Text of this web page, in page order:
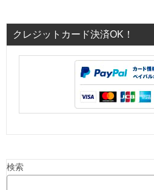
クレジットカード決済OK！
検索